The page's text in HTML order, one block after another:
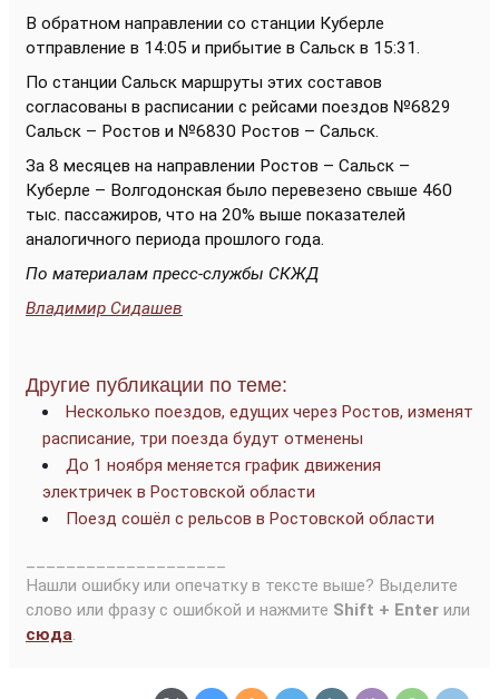
В обратном направлении со станции Куберле
отправление в 14:05 и прибытие в Сальск в 15:31.
По станции Сальск маршруты этих составов
согласованы в расписании с рейсами поездов №6829
Сальск – Ростов и №6830 Ростов – Сальск.
За 8 месяцев на направлении Ростов – Сальск –
Куберле – Волгодонская было перевезено свыше 460
тыс. пассажиров, что на 20% выше показателей
аналогичного периода прошлого года.
По материалам пресс-службы СКЖД
Владимир Сидашев
Другие публикации по теме:
Несколько поездов, едущих через Ростов, изменят
расписание, три поезда будут отменены
До 1 ноября меняется график движения
электричек в Ростовской области
Поезд сошёл с рельсов в Ростовской области
Нашли ошибку или опечатку в тексте выше? Выделите
слово или фразу с ошибкой и нажмите Shift + Enter или
сюда.